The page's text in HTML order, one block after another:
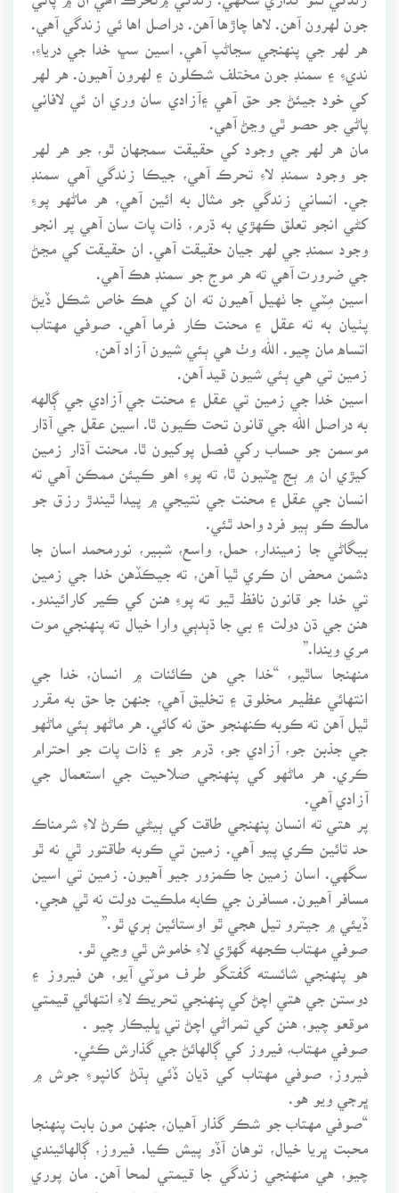
جون لهرون آهن. لاها چاڙها آهن. دراصل اها ئي زندگي آهي.
هر لهر جي پنهنجي سڃاڻپ آهي. اسين سڀ خدا جي درياءِ،
نديءِ ۽ سمنڊ جون مختلف شڪلون ۽ لهرون آهيون. هر لهر
کي خود جيئڻ جو حق آهي ۽آزادي سان وري ان ئي لافاني
پاڻي جو حصو ٿي وڃڻ آهي.
مان هر لهر جي وجود کي حقيقت سمجهان ٿو، جو هر لهر
جو وجود سمنڊ لاءِ تحرڪ آهي، جيڪا زندگي آهي سمنڊ
جي. انساني زندگي جو مثال به ائين آهي، هر ماڻهو پوءِ
کڻي انجو تعلق ڪهڙي به ڌرم، ذات پات سان آهي پر انجو
وجود سمنڊ جي لهر جيان حقيقت آهي. ان حقيقت کي مڃڻ
جي ضرورت آهي ته هر موج جو سمنڊ هڪ آهي.
اسين مِٽي جا ٺهيل آهيون ته ان کي هڪ خاص شڪل ڏيڻ
پٺيان به ته عقل ۽ محنت ڪار فرما آهي. صوفي مهتاب
اتساه مان چيو. الله وٺ هي ٻئي شيون آزاد آهن،
زمين تي هي ٻئي شيون قيد آهن.
اسين خدا جي زمين تي عقل ۽ محنت جي آزادي جي ڳالهه
به دراصل الله جي قانون تحت ڪيون ٿا. اسين عقل جي آڌار
موسمن جو حساب رکي فصل پوکيون ٿا. محنت آڌار زمين
کيڙي ان ۾ ٻج ڇٽيون ٿا، ته پوءِ اهو ڪيئن ممڪن آهي ته
انسان جي عقل ۽ محنت جي نتيجي ۾ پيدا ٿيندڙ رزق جو
مالڪ ڪو ٻيو فرد واحد ٿئي.
بيگاڻي جا زميندار، حمل، واسع، شبير، نورمحمد اسان جا
دشمن محض ان ڪري ٿيا آهن، ته جيڪڏهن خدا جي زمين
تي خدا جو قانون نافظ ٿيو ته پوءِ هنن کي ڪير کارائيندو.
هنن جي ڌن دولت ۽ بي جا ڌٻدٻي وارا خيال ته پنهنجي موت
مري ويندا.”
منهنجا ساٿيو، “خدا جي هن ڪائنات ۾ انسان، خدا جي
انتهائي عظيم مخلوق ۽ تخليق آهي، جنهن جا حق به مقرر
ٿيل آهن ته ڪوبه ڪنهنجو حق نه کائي. هر ماڻهو ٻئي ماڻهو
جي جذبن جو، آزادي جو، ڌرم جو ۽ ذات پات جو احترام
ڪري. هر ماڻهو کي پنهنجي صلاحيت جي استعمال جي
آزادي آهي.
پر هتي ته انسان پنهنجي طاقت کي ٻيڻي ڪرڻ لاءِ شرمناڪ
حد تائين ڪري پيو آهي. زمين تي ڪوبه طاقتور ٿي نه ٿو
سگهي. اسان زمين جا ڪمزور جيو آهيون. زمين تي اسين
مسافر آهيون. مسافرن جي ڪابه ملڪيت دولت نه ٿي هجي.
ڏيئي ۾ جيترو تيل هجي ٿو اوستائين ٻري ٿو.”
صوفي مهتاب ڪجهه گهڙي لاءِ خاموش ٿي وڃي ٿو.
هو پنهنجي شائسته گفتگو طرف موٽي آيو، هن فيروز ۽
دوستن جي هتي اچڻ کي پنهنجي تحريڪ لاءِ انتهائي قيمتي
موقعو چيو، هنن کي تمراڻي اچڻ تي ڀليڪار چيو .
صوفي مهتاب، فيروز کي ڳالهائڻ جي گذارش ڪئي.
فيروز، صوفي مهتاب کي ڌيان ڏئي ٻڌڻ کانپوءِ جوش ۾
“صوفي مهتاب جو شڪر گذار آهيان، جنهن مون بابت پنهنجا
محبت ڀريا خيال، توهان آڏو پيش ڪيا. فيروز، ڳالهائيندي
چيو، هي منهنجي زندگي جا قيمتي لمحا آهن. مان پوري
فخر سان پنهنجي دل ۾ صوفي مهتاب لاءِ به ايتري عزت